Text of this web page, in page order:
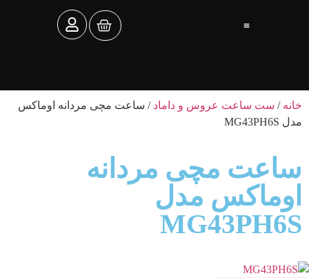
خانه / ست ساعت عروس و داماد / ساعت مچی مردانه اوماکس
مدل MG43PH6S
ساعت مچی مردانه
اوماکس مدل
MG43PH6S